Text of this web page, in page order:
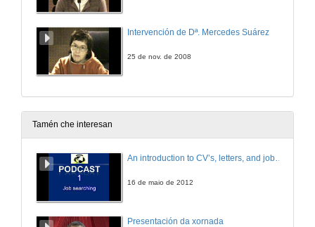
Intervención de Dª. Mercedes Suárez
25 de nov. de 2008
Tamén che interesan
An introduction to CV’s, letters, and job searching
16 de maio de 2012
Presentación da xornada